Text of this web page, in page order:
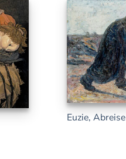
Euzie, Abreise